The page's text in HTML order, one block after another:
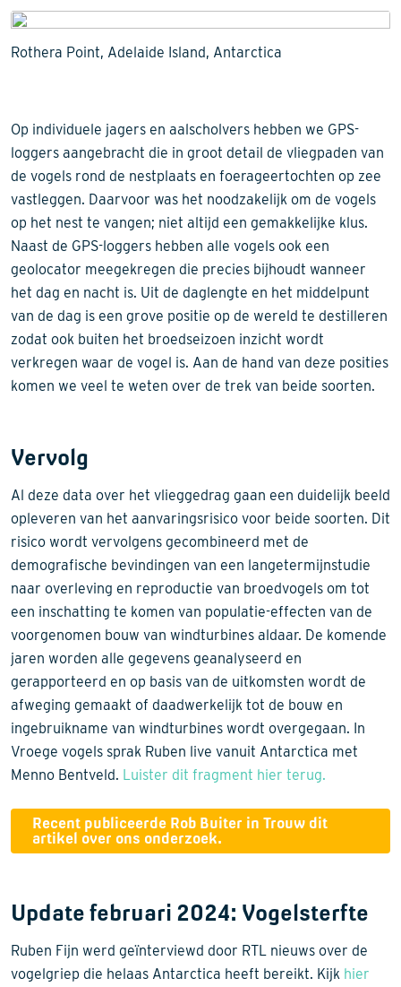
Rothera Point, Adelaide Island, Antarctica
Op individuele jagers en aalscholvers hebben we GPS-
loggers aangebracht die in groot detail de vliegpaden van
de vogels rond de nestplaats en foerageertochten op zee
vastleggen. Daarvoor was het noodzakelijk om de vogels
op het nest te vangen; niet altijd een gemakkelijke klus.
Naast de GPS-loggers hebben alle vogels ook een
geolocator meegekregen die precies bijhoudt wanneer
het dag en nacht is. Uit de daglengte en het middelpunt
van de dag is een grove positie op de wereld te destilleren
zodat ook buiten het broedseizoen inzicht wordt
verkregen waar de vogel is. Aan de hand van deze posities
komen we veel te weten over de trek van beide soorten.
Vervolg
Al deze data over het vlieggedrag gaan een duidelijk beeld
opleveren van het aanvaringsrisico voor beide soorten. Dit
risico wordt vervolgens gecombineerd met de
demografische bevindingen van een langetermijnstudie
naar overleving en reproductie van broedvogels om tot
een inschatting te komen van populatie-effecten van de
voorgenomen bouw van windturbines aldaar. De komende
jaren worden alle gegevens geanalyseerd en
gerapporteerd en op basis van de uitkomsten wordt de
afweging gemaakt of daadwerkelijk tot de bouw en
ingebruikname van windturbines wordt overgegaan. In
Vroege vogels sprak Ruben live vanuit Antarctica met
Menno Bentveld. Luister dit fragment hier terug.
Recent publiceerde Rob Buiter in Trouw dit
artikel over ons onderzoek.
Update februari 2024: Vogelsterfte
Ruben Fijn werd geïnterviewd door RTL nieuws over de
vogelgriep die helaas Antarctica heeft bereikt. Kijk hier